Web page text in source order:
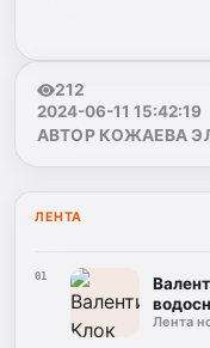
212
2024-06-11 15:42:19
АВТОР КОЖАЕВА
ЛЕНТА
01
Лента